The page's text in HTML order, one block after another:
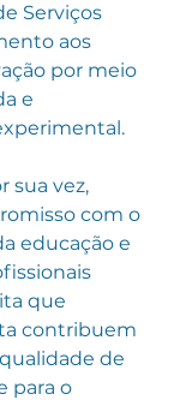
Serviços
aos
por meio
e
sua vez,
com o
educação e
que
contribuem
de
para o